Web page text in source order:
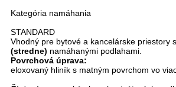
Kategória namáhania
STANDARD
Vhodný pre bytové a kancelárske priestory s
(stredne) namáhanými podlahami.
Povrchová úprava:
eloxovaný hliník s matným povrchom vo